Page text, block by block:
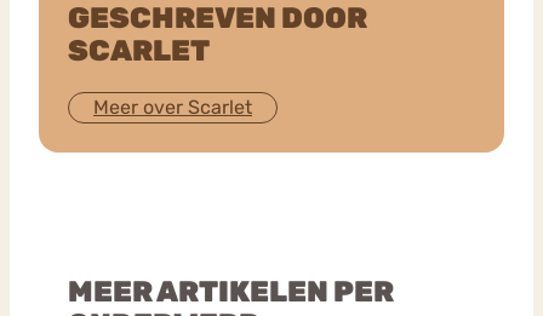
GESCHREVEN DOOR
SCARLET
Meer over Scarlet
MEER ARTIKELEN PER